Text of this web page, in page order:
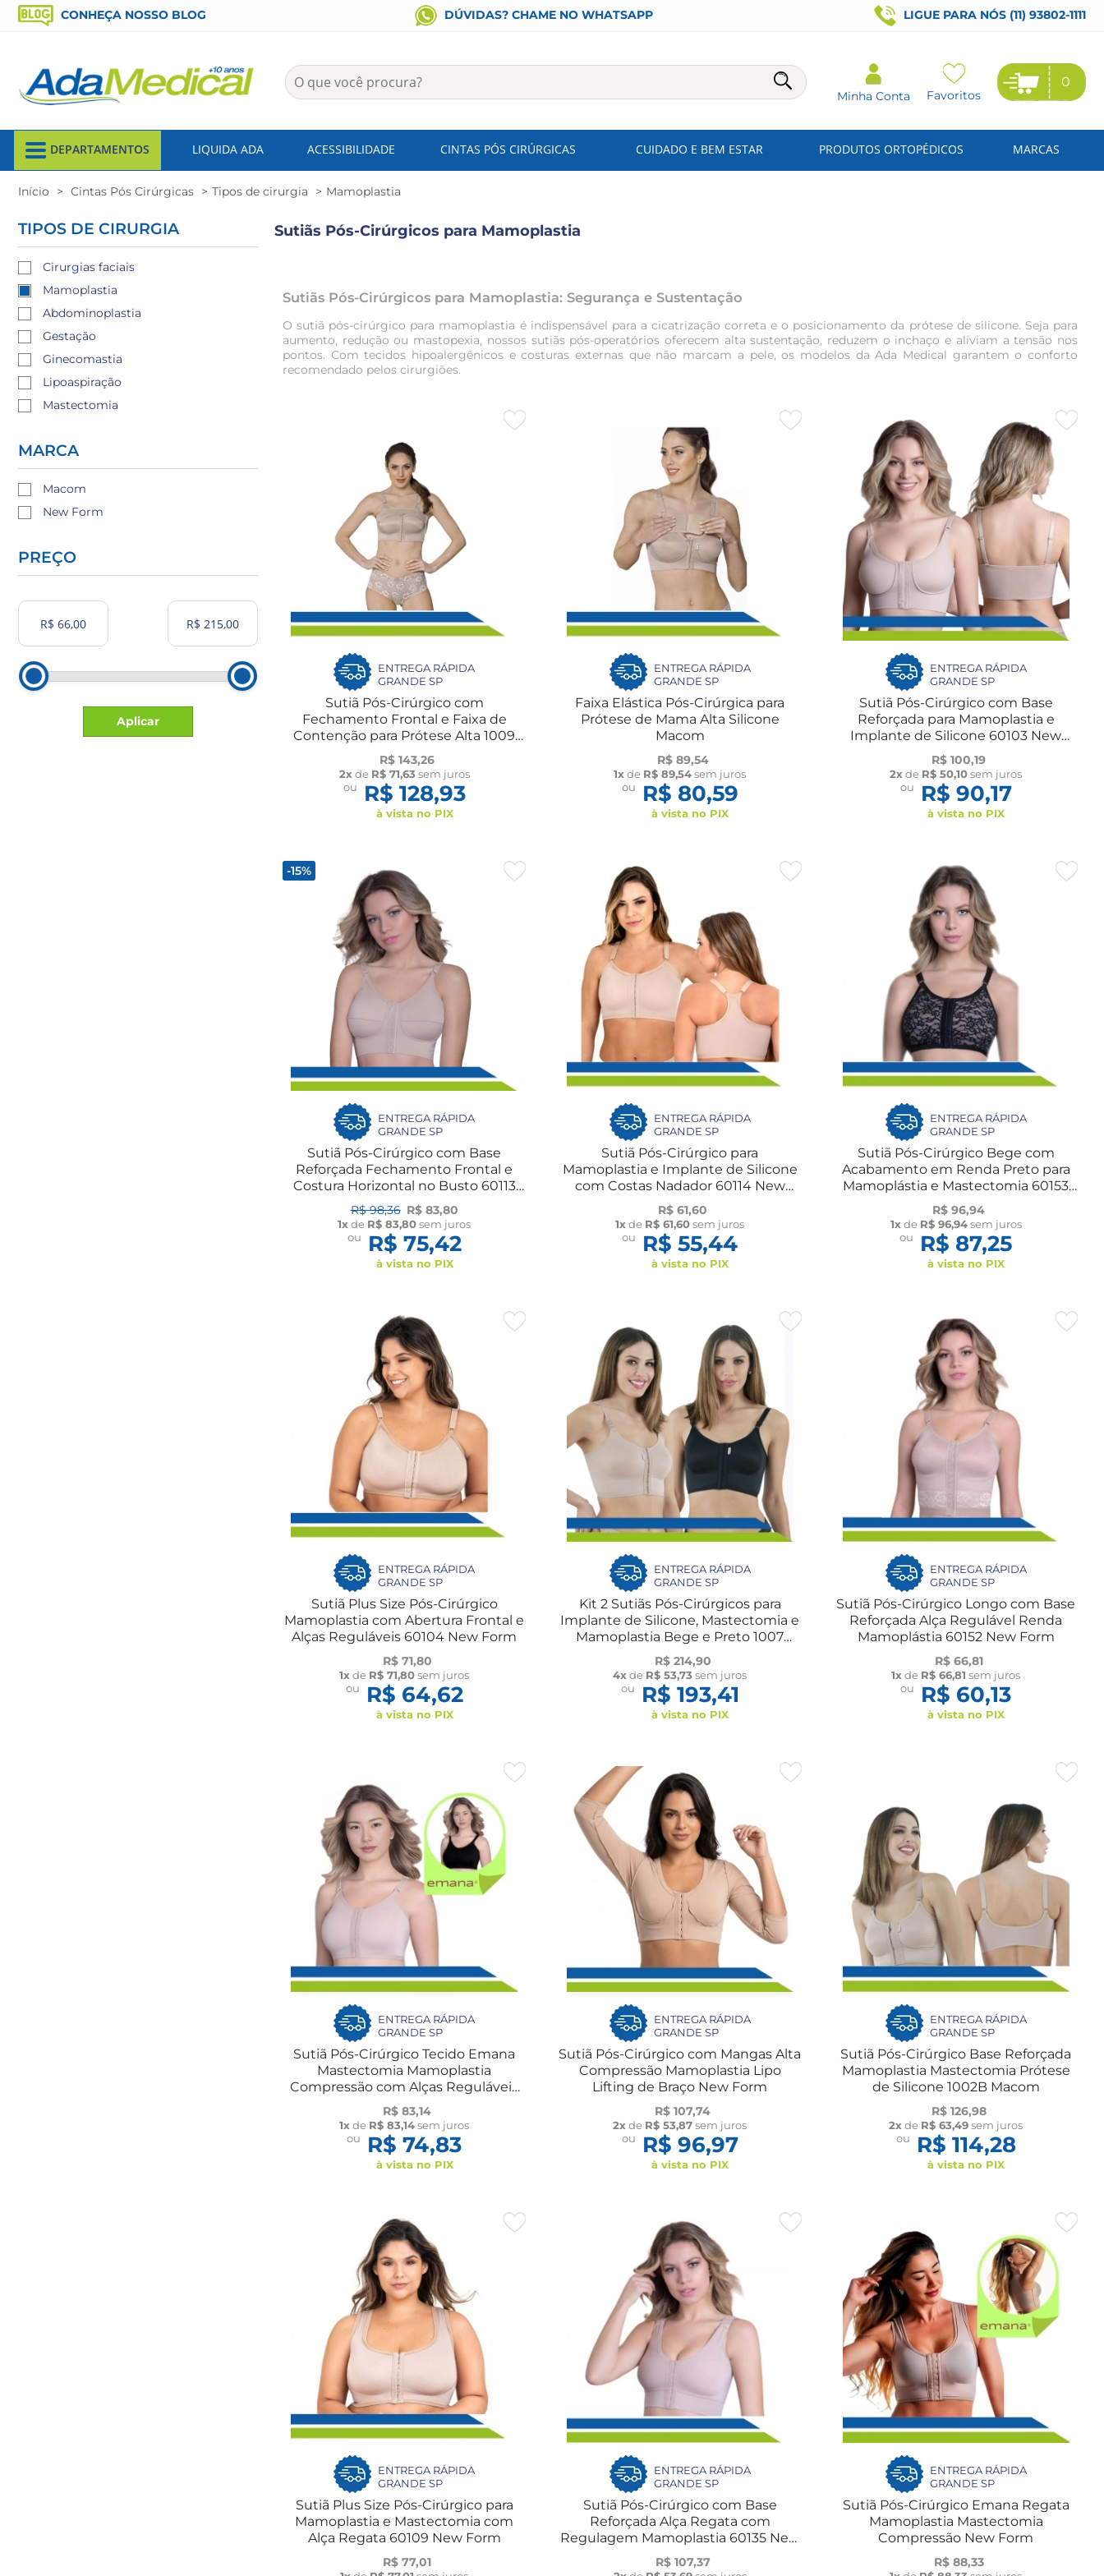
CONHEÇA NOSSO BLOG DÚVIDAS? CHAME NO WHATSAPP LIGUE PARA NÓS (11) 93802-1111
Minha Conta Favoritos
0
DEPARTAMENTOS LIQUIDA ADA ACESSIBILIDADE CINTAS PÓS CIRÚRGICAS CUIDADO E BEM ESTAR PRODUTOS ORTOPÉDICOS MARCAS
Início Cintas Pós Cirúrgicas Tipos de cirurgia Mamoplastia
TIPOS DE CIRURGIA
Cirurgias faciais
Mamoplastia
Abdominoplastia
Gestação
Ginecomastia
Lipoaspiração
Mastectomia
MARCA
Macom
New Form
PREÇO
Aplicar
Sutiãs Pós-Cirúrgicos para Mamoplastia
Sutiãs Pós-Cirúrgicos para Mamoplastia: Segurança e Sustentação
Osutiã pós-cirúrgico para mamoplastia é indispensável para a cicatrização correta e o posicionamento da prótese de silicone. Seja para
aumento, redução ou mastopexia, nossos sutiãs pós-operatórios oferecem alta sustentação, reduzem o inchaço e aliviam a tensão nos
pontos. Com tecidos hipoalergênicos e costuras externas que não marcam a pele, os modelos da Ada Medical garantem o conforto
recomendado pelos cirurgiões.
ENTREGA RÁPIDA
GRANDE SP
Sutiã Pós-Cirúrgico com
Fechamento Frontal e Faixa de
Contenção para Prótese Alta 1009
Macom
R$ 143,26
2xde R$ 71,63 sem juros
ou
R$ 128,93
à vista no PIX
ENTREGA RÁPIDA
GRANDE SP
Faixa Elástica Pós-Cirúrgica para
Prótese de Mama Alta Silicone
Macom
R$ 89,54
1xde R$ 89,54sem juros
ou
R$ 80,59
à vista no PIX
ENTREGA RÁPIDA
GRANDE SP
Sutiã Pós-Cirúrgico com Base
Reforçada para Mamoplastia e
Implante de Silicone 60103 New
Form
R$ 100,19
2xde R$ 50,10sem juros
ou
R$ 90,17
à vista no PIX
-15%
ENTREGA RÁPIDA
GRANDE SP
Sutiã Pós-Cirúrgico com Base
Reforçada Fechamento Frontal e
Costura Horizontal no Busto 60113
New Form
R$ 98,36 R$ 83,80
1xde R$ 83,80sem juros
ou
R$ 75,42
à vista no PIX
ENTREGA RÁPIDA
GRANDE SP
Sutiã Pós-Cirúrgico para
Mamoplastia e Implante de Silicone
com Costas Nadador 60114 New
Form
R$ 61,60
1xde R$ 61,60sem juros
ou
R$ 55,44
à vista no PIX
ENTREGA RÁPIDA
GRANDE SP
Sutiã Pós-Cirúrgico Bege com
Acabamento em Renda Preto para
Mamoplástia e Mastectomia 60153
New Form
R$ 96,94
1xde R$ 96,94sem juros
ou
R$ 87,25
à vista no PIX
ENTREGA RÁPIDA
GRANDE SP
Sutiã Plus Size Pós-Cirúrgico
Mamoplastia com Abertura Frontal e
Alças Reguláveis 60104 New Form
R$ 71,80
1xde R$ 71,80sem juros
ou
R$ 64,62
à vista no PIX
ENTREGA RÁPIDA
GRANDE SP
Kit 2 Sutiãs Pós-Cirúrgicos para
Implante de Silicone, Mastectomia e
Mamoplastia Bege e Preto 1007
Macom
R$ 214,90
4xde R$ 53,73 sem juros
ou
R$ 193,41
à vista no PIX
ENTREGA RÁPIDA
GRANDE SP
Sutiã Pós-Cirúrgico Longo com Base
Reforçada Alça Regulável Renda
Mamoplástia 60152 New Form
R$ 66,81
1xde R$ 66,81 sem juros
ou
R$ 60,13
à vista no PIX
ENTREGA RÁPIDA
GRANDE SP
Sutiã Pós-Cirúrgico Tecido Emana
Mastectomia Mamoplastia
Compressão com Alças Reguláveis
New Form
R$ 83,14
1xde R$ 83,14sem juros
ou
R$ 74,83
à vista no PIX
ENTREGA RÁPIDA
GRANDE SP
Sutiã Pós-Cirúrgico com Mangas Alta
Compressão Mamoplastia Lipo
Lifting de Braço New Form
R$ 107,74
2xde R$ 53,87sem juros
ou
R$ 96,97
à vista no PIX
ENTREGA RÁPIDA
GRANDE SP
Sutiã Pós-Cirúrgico Base Reforçada
Mamoplastia Mastectomia Prótese
de Silicone 1002B Macom
R$ 126,98
2xde R$ 63,49sem juros
ou
R$ 114,28
à vista no PIX
ENTREGA RÁPIDA
GRANDE SP
Sutiã Plus Size Pós-Cirúrgico para
Mamoplastia e Mastectomia com
Alça Regata 60109 New Form
R$ 77,01
ENTREGA RÁPIDA
GRANDE SP
Sutiã Pós-Cirúrgico com Base
Reforçada Alça Regata com
Regulagem Mamoplastia 60135 New
Form
R$ 107,37
ENTREGA RÁPIDA
GRANDE SP
Sutiã Pós-Cirúrgico Emana Regata
Mamoplastia Mastectomia
Compressão New Form
R$ 88,33